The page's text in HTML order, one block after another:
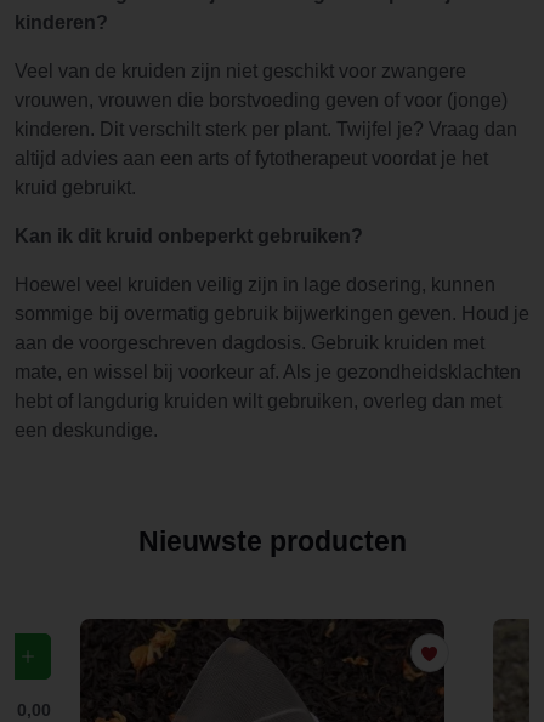
kinderen?
Veel van de kruiden zijn niet geschikt voor zwangere
vrouwen, vrouwen die borstvoeding geven of voor (jonge)
kinderen. Dit verschilt sterk per plant. Twijfel je? Vraag dan
altijd advies aan een arts of fytotherapeut voordat je het
kruid gebruikt.
Kan ik dit kruid onbeperkt gebruiken?
Hoewel veel kruiden veilig zijn in lage dosering, kunnen
sommige bij overmatig gebruik bijwerkingen geven. Houd je
aan de voorgeschreven dagdosis. Gebruik kruiden met
mate, en wissel bij voorkeur af. Als je gezondheidsklachten
hebt of langdurig kruiden wilt gebruiken, overleg dan met
een deskundige.
Nieuwste producten
€ 0,00